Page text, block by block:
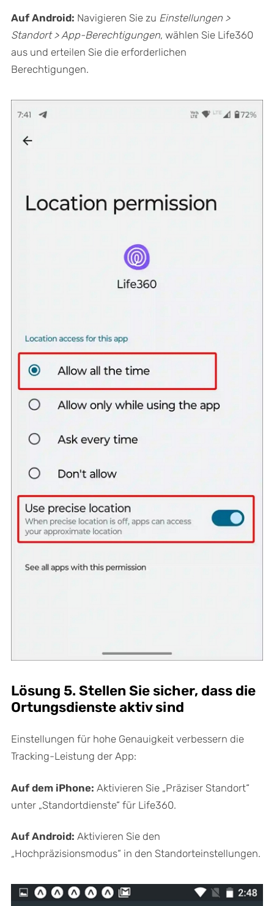
Auf Android: Navigieren Sie zu Einstellungen >
Standort > App-Berechtigungen, wählen Sie Life360
aus und erteilen Sie die erforderlichen
Berechtigungen.
Lösung 5. Stellen Sie sicher, dass die
Ortungsdienste aktiv sind
Einstellungen für hohe Genauigkeit verbessern die
Tracking-Leistung der App:
Auf dem iPhone: Aktivieren Sie „Präziser Standort“
unter „Standortdienste“ für Life360.
Auf Android: Aktivieren Sie den
„Hochpräzisionsmodus“ in den Standorteinstellungen.